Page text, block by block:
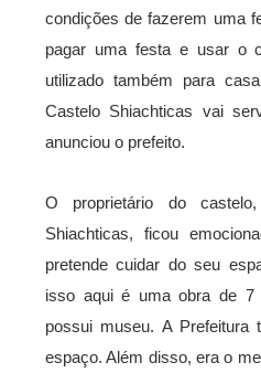
condições de fazerem uma
pagar uma festa e usar o
utilizado também para
Castelo Shiachticas vai
anunciou o prefeito.
O proprietário do
Shiachticas, ficou
pretende cuidar do seu
isso aqui é uma obra de
possui museu. A
espaço. Além disso, era o